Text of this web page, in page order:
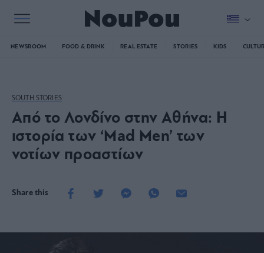
NEWSROOM FOOD & DRINK REAL ESTATE STORIES KIDS
SOUTH STORIES
Από το Λονδίνο στην Αθήνα: Η
ιστορία των ‘Mad Men’ των
νοτίων προαστίων
Share this